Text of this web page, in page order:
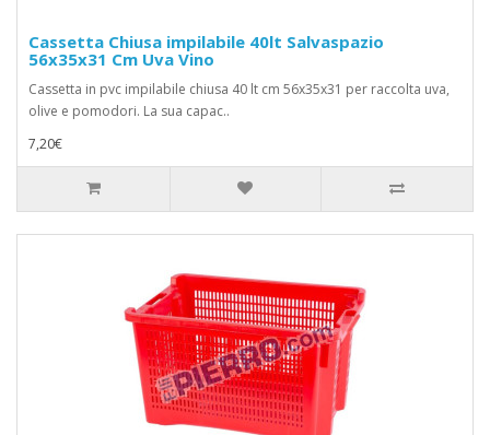
Cassetta Chiusa impilabile 40lt Salvaspazio
56x35x31 Cm Uva Vino
Cassetta in pvc impilabile chiusa 40 lt cm 56x35x31 per raccolta uva,
olive e pomodori. La sua capac..
7,20€